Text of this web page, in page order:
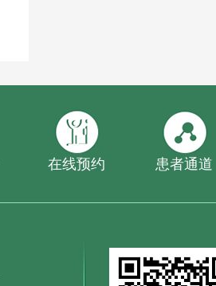
在线预约 患者通道